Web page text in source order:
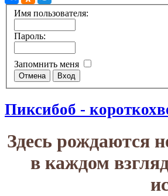
Имя пользователя:
Пароль:
Запомнить меня
Пиксибоб -
Здесь рождаются
в каждом